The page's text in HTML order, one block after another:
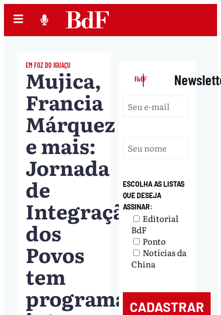
EM FOZ DO IGUAÇU
Mujica,
Francia
Márquez
e mais:
Jornada
de
Integração
dos
Povos
tem
programação
|
ESCOLHA AS LISTAS
QUE DESEJA
ASSINAR:
Editorial
BdF
Ponto
Notícias da
China